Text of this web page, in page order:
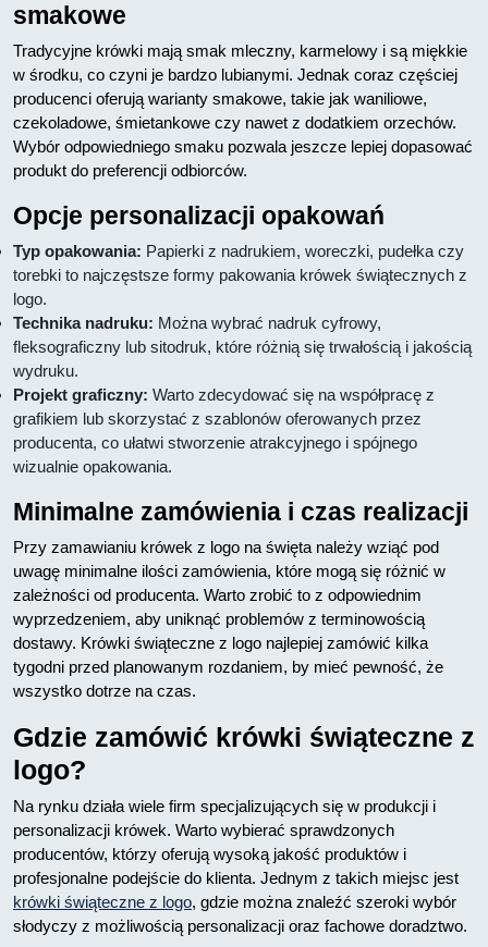
smakowe
Tradycyjne krówki mają smak mleczny, karmelowy i są miękkie
w środku, co czyni je bardzo lubianymi. Jednak coraz częściej
producenci oferują warianty smakowe, takie jak waniliowe,
czekoladowe, śmietankowe czy nawet z dodatkiem orzechów.
Wybór odpowiedniego smaku pozwala jeszcze lepiej dopasować
produkt do preferencji odbiorców.
Opcje personalizacji opakowań
Typ opakowania: Papierki z nadrukiem, woreczki, pudełka czy
torebki to najczęstsze formy pakowania krówek świątecznych z
logo.
Technika nadruku: Można wybrać nadruk cyfrowy,
fleksograficzny lub sitodruk, które różnią się trwałością i jakością
wydruku.
Projekt graficzny: Warto zdecydować się na współpracę z
grafikiem lub skorzystać z szablonów oferowanych przez
producenta, co ułatwi stworzenie atrakcyjnego i spójnego
wizualnie opakowania.
Minimalne zamówienia i czas realizacji
Przy zamawianiu krówek z logo na święta należy wziąć pod
uwagę minimalne ilości zamówienia, które mogą się różnić w
zależności od producenta. Warto zrobić to z odpowiednim
wyprzedzeniem, aby uniknąć problemów z terminowością
dostawy. Krówki świąteczne z logo najlepiej zamówić kilka
tygodni przed planowanym rozdaniem, by mieć pewność, że
wszystko dotrze na czas.
Gdzie zamówić krówki świąteczne z
logo?
Na rynku działa wiele firm specjalizujących się w produkcji i
personalizacji krówek. Warto wybierać sprawdzonych
producentów, którzy oferują wysoką jakość produktów i
profesjonalne podejście do klienta. Jednym z takich miejsc jest
krówki świąteczne z logo, gdzie można znaleźć szeroki wybór
słodyczy z możliwością personalizacji oraz fachowe doradztwo.